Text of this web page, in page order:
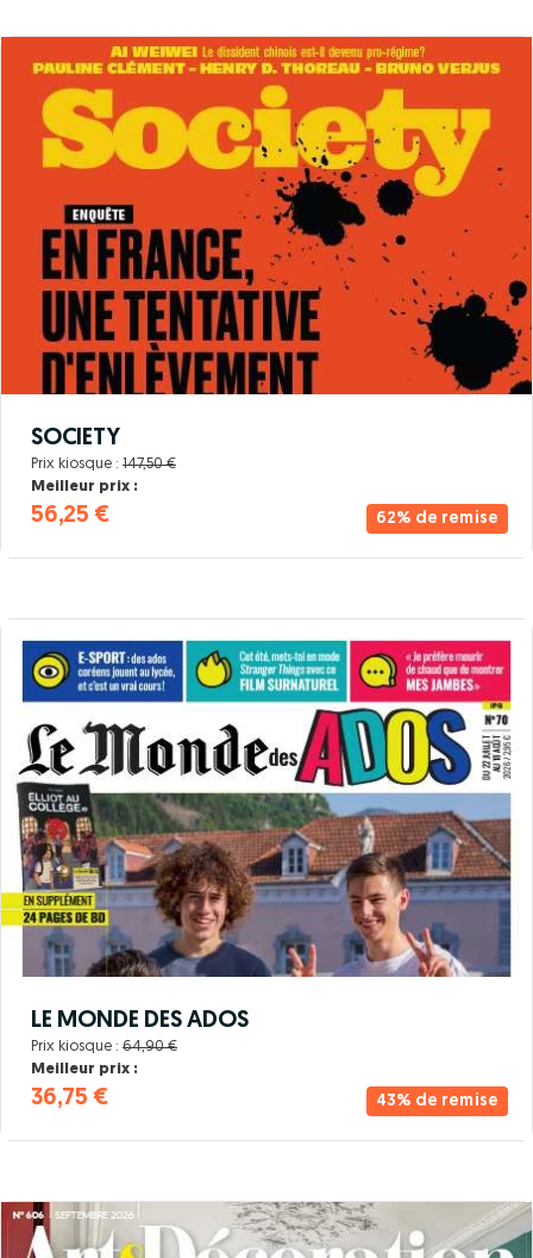
62% de remise
SOCIETY
Prix kiosque : 147,50 €
Meilleur prix :
56,25 €
43% de remise
LE MONDE DES ADOS
Prix kiosque : 64,90 €
Meilleur prix :
36,75 €